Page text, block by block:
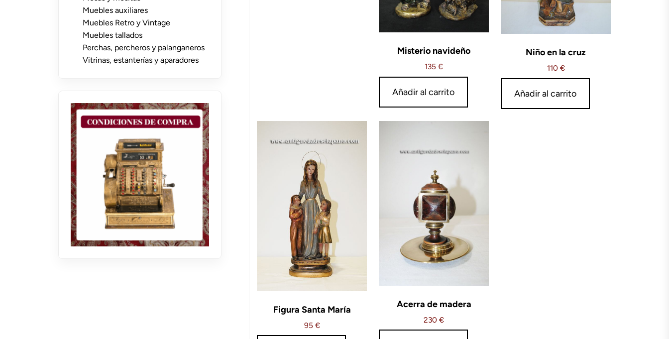
Misterio navideño
135 €
Añadir al carrito
Niño en la cruz
110 €
Añadir al carrito
Figura Santa María
95 €
Acerra de madera
230 €
Muebles auxiliares
Muebles Retro y Vintage
Muebles tallados
Perchas, percheros y palanganeros
Vitrinas, estanterías y aparadores